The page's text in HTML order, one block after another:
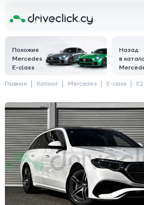
Похожие
Mercedes
E-class
Назад
в
Главная Каталог Mercedes E-class